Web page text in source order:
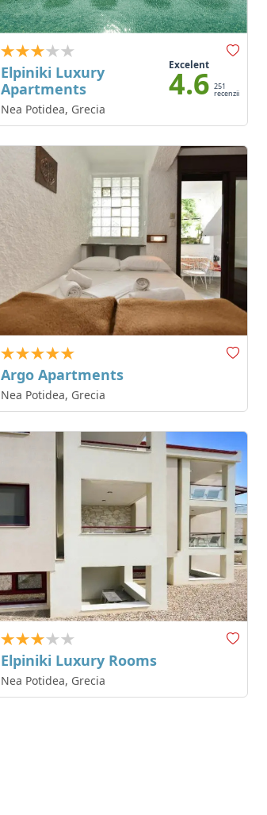
Elpiniki Luxury
Apartments
Nea Potidea, Grecia
Excelent
4.6 251
recenzii
Argo Apartments
Nea Potidea, Grecia
Elpiniki Luxury Rooms
Nea Potidea, Grecia